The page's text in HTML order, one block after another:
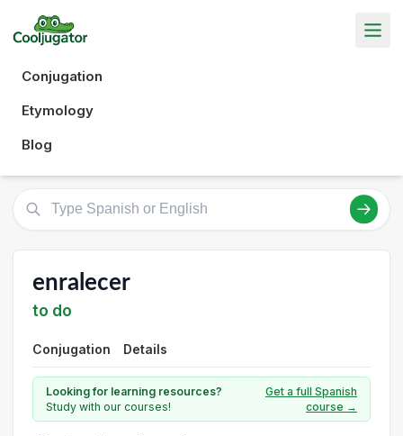
Conjugation
Etymology
Blog
enralecer
to do
Conjugation Details
Looking for learning resources?
Study with our courses!
Get a full Spanish
course →